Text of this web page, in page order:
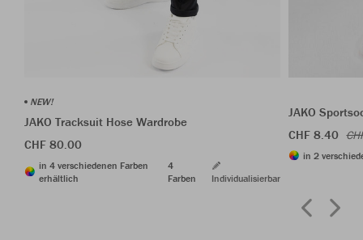
NEW!
JAKO Tracksuit Hose Wardrobe
CHF 80.00
in 4 verschiedenen Farben
erhältlich
4
Farben
Individualisierbar
JAKO
CHF 8.40
in 2